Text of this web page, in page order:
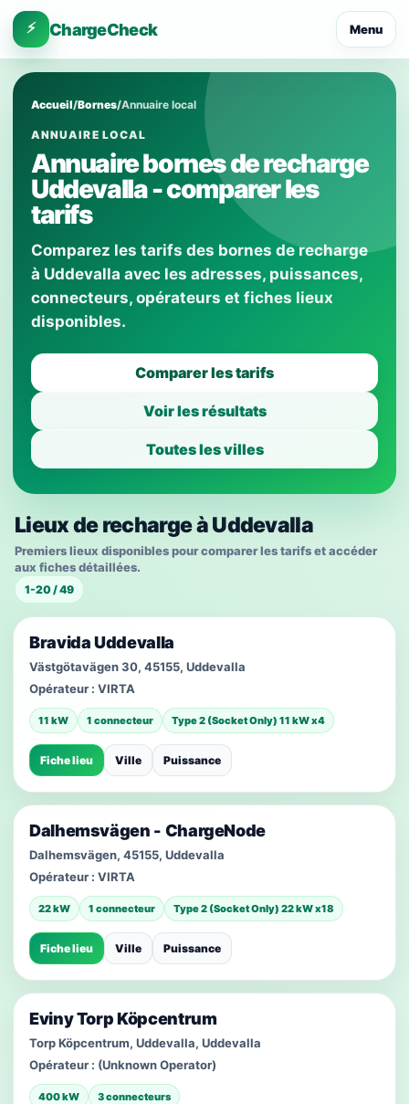
⚡ ChargeCheck Menu
Accueil/Bornes/Annuaire local
ANNUAIRE LOCAL
Annuaire bornes de recharge
Uddevalla - comparer les
tarifs
Comparez les tarifs des bornes de recharge
à Uddevalla avec les adresses, puissances,
connecteurs, opérateurs et fiches lieux
disponibles.
Comparer les tarifs
Voir les résultats
Toutes les villes
Lieux de recharge à Uddevalla
Premiers lieux disponibles pour comparer les tarifs et accéder
aux fiches détaillées.
1-20 / 49
Bravida Uddevalla
Västgötavägen 30, 45155, Uddevalla
Opérateur : VIRTA
11 kW 1 connecteur Type 2 (Socket Only) 11 kW x4
Fiche lieu Ville Puissance
Dalhemsvägen - ChargeNode
Dalhemsvägen, 45155, Uddevalla
Opérateur : VIRTA
22 kW 1 connecteur Type 2 (Socket Only) 22 kW x18
Fiche lieu Ville Puissance
Eviny Torp Köpcentrum
Torp Köpcentrum, Uddevalla, Uddevalla
Opérateur : (Unknown Operator)
400 kW
3 connecteurs